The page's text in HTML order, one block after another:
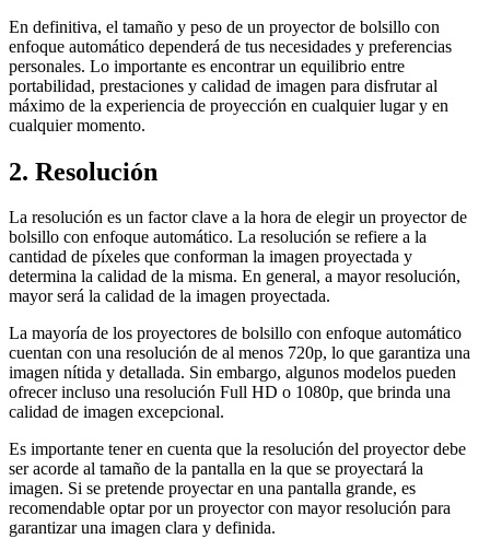
En definitiva, el tamaño y peso de un proyector de bolsillo con
enfoque automático dependerá de tus necesidades y preferencias
personales. Lo importante es encontrar un equilibrio entre
portabilidad, prestaciones y calidad de imagen para disfrutar al
máximo de la experiencia de proyección en cualquier lugar y en
cualquier momento.
2. Resolución
La resolución es un factor clave a la hora de elegir un proyector de
bolsillo con enfoque automático. La resolución se refiere a la
cantidad de píxeles que conforman la imagen proyectada y
determina la calidad de la misma. En general, a mayor resolución,
mayor será la calidad de la imagen proyectada.
La mayoría de los proyectores de bolsillo con enfoque automático
cuentan con una resolución de al menos 720p, lo que garantiza una
imagen nítida y detallada. Sin embargo, algunos modelos pueden
ofrecer incluso una resolución Full HD o 1080p, que brinda una
calidad de imagen excepcional.
Es importante tener en cuenta que la resolución del proyector debe
ser acorde al tamaño de la pantalla en la que se proyectará la
imagen. Si se pretende proyectar en una pantalla grande, es
recomendable optar por un proyector con mayor resolución para
garantizar una imagen clara y definida.